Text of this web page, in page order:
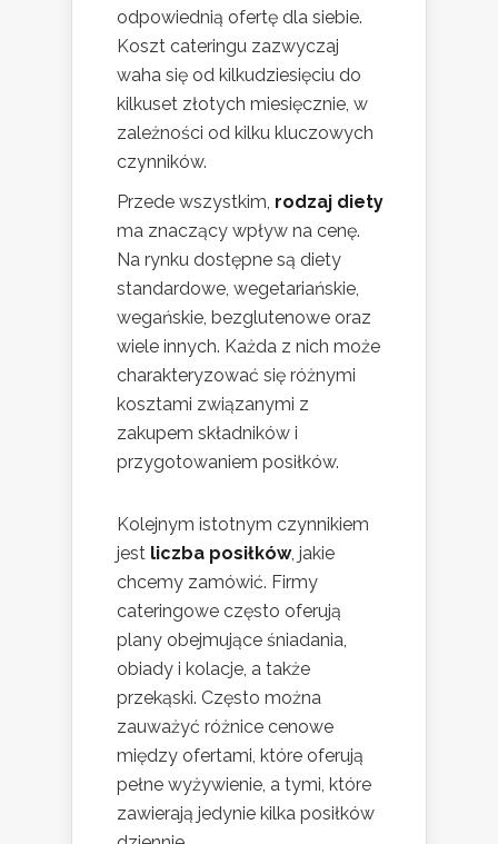
odpowiednią ofertę dla siebie.
Koszt cateringu zazwyczaj
waha się od kilkudziesięciu do
kilkuset złotych miesięcznie, w
zależności od kilku kluczowych
czynników.
Przede wszystkim, rodzaj diety
ma znaczący wpływ na cenę.
Na rynku dostępne są diety
standardowe, wegetariańskie,
wegańskie, bezglutenowe oraz
wiele innych. Każda z nich może
charakteryzować się różnymi
kosztami związanymi z
zakupem składników i
przygotowaniem posiłków.
Kolejnym istotnym czynnikiem
jest liczba posiłków, jakie
chcemy zamówić. Firmy
cateringowe często oferują
plany obejmujące śniadania,
obiady i kolacje, a także
przekąski. Często można
zauważyć różnice cenowe
między ofertami, które oferują
pełne wyżywienie, a tymi, które
zawierają jedynie kilka posiłków